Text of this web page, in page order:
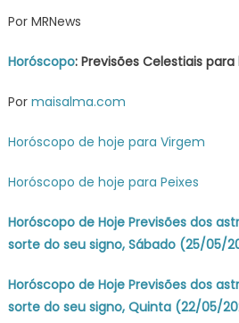
Previsões
e
da
do
seu
Sexta
(23/05/
Por MRNews
Horóscopo: Previsões Celestiais para
Por maisalma.com
Horóscopo de hoje para Virgem
Horóscopo de hoje para Peixes
Horóscopo de Hoje Previsões dos
sorte do seu signo, Sábado (25/05/
Horóscopo de Hoje Previsões dos
sorte do seu signo, Quinta (22/05/